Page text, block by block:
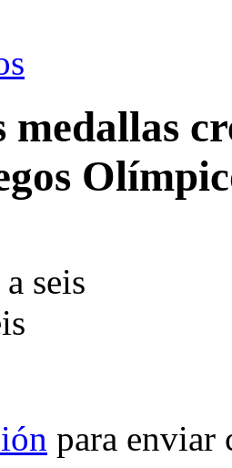
medallas
seis
para enviar